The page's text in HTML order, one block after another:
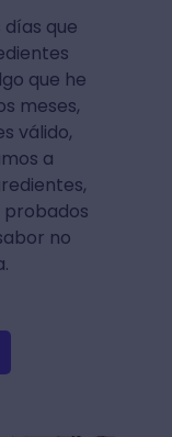
que
que he
meses,
válido,
a
probados
no